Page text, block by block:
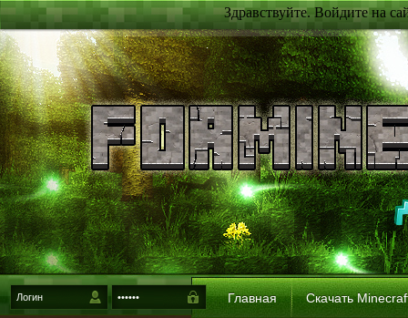
Здравствуйте. Войдите на
Главная Скачать